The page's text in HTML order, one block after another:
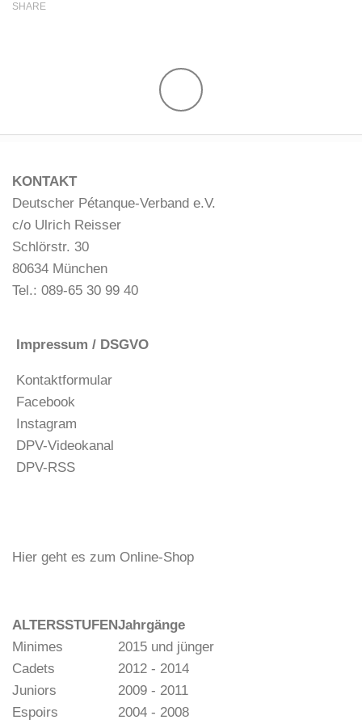
SHARE
KONTAKT
Deutscher Pétanque-Verband e.V.
c/o Ulrich Reisser
Schlörstr. 30
80634 München
Tel.: 089-65 30 99 40
Impressum / DSGVO
Kontaktformular
Facebook
Instagram
DPV-Videokanal
DPV-RSS
Hier geht es zum Online-Shop
ALTERSSTUFENJahrgänge
Minimes
2015 und jünger
Cadets
2012 - 2014
Juniors
2009 - 2011
Espoirs
2004 - 2008